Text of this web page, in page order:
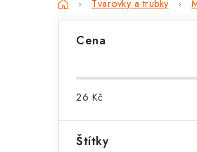
Tvarovky a trubky
t
Cena
26 Kč
Štítky